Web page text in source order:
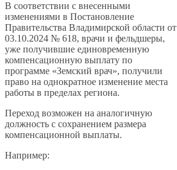
В соответствии с внесенными
изменениями в Постановление
Правительства Владимирской области от
03.10.2024 № 618, врачи и фельдшеры,
уже получившие единовременную
компенсационную выплату по
программе «Земский врач», получили
право на однократное изменение места
работы в пределах региона.
Переход возможен на аналогичную
должность с сохранением размера
компенсационной выплаты.
Например: